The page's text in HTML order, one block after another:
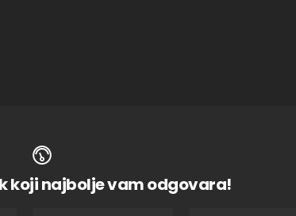
koji najbolje vam odgovara!